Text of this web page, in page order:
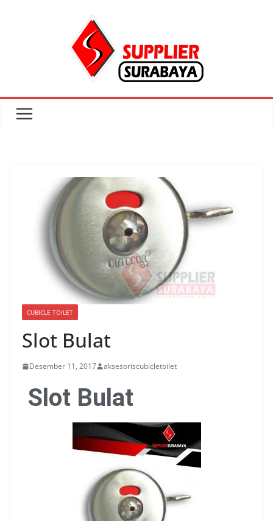
CUBICLE TOILET
Slot Bulat
Desember 11, 2017 aksesoriscubicletoilet
Slot Bulat